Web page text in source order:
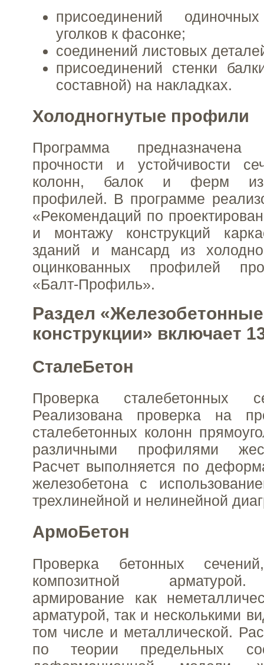
присоединений
уголков к фасонке;
соединений листовых
присоединений стенки
составной) на накладках.
Холодногнутые профили
Программа
прочности и устойчивости
колонн, балок и ферм из
профилей. В программе
«Рекомендаций по
и монтажу конструкций
зданий и мансард из
оцинкованных профилей
«Балт-Профиль».
Раздел «Железобетонные
конструкции» включает
СталеБетон
Проверка сталебетонных
Реализована проверка на
сталебетонных колонн
различными профилями
Расчет выполняется по
железобетона с
трехлинейной и нелинейной
АрмоБетон
Проверка бетонных
композитной
армирование как
арматурой, так и несколькими
том числе и металлической.
по теории предельных